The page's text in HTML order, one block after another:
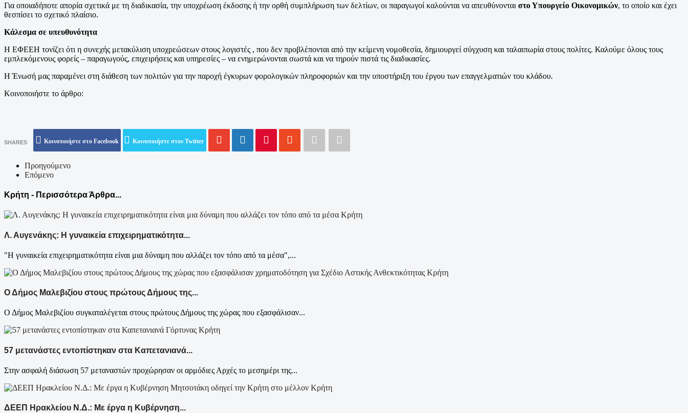
Για οποιαδήποτε απορία σχετικά με τη διαδικασία, την υποχρέωση έκδοσης ή την ορθή συμπλήρωση των δελτίων, οι παραγωγοί καλούνται να απευθύνονται στο Υπουργείο Οικονομικών, το οποίο και έχει
θεσπίσει το σχετικό πλαίσιο.
Κάλεσμα σε υπευθυνότητα
Η ΕΦΕΕΗ τονίζει ότι η συνεχής μετακύλιση υποχρεώσεων στους λογιστές , που δεν προβλέπονται από την κείμενη νομοθεσία, δημιουργεί σύγχυση και ταλαιπωρία στους πολίτες. Καλούμε όλους τους
εμπλεκόμενους φορείς – παραγωγούς, επιχειρήσεις και υπηρεσίες – να ενημερώνονται σωστά και να τηρούν πιστά τις διαδικασίες.
Η Ένωσή μας παραμένει στη διάθεση των πολιτών για την παροχή έγκυρων φορολογικών πληροφοριών και την υποστήριξη του έργου των επαγγελματιών του κλάδου.
Κοινοποιήστε το άρθρο:
SHARES Κοινοποιήστε στο Facebook Κοινοποιήστε στον Twitter
Προηγούμενο
Επόμενο
Κρήτη - Περισσότερα Άρθρα...
Κρήτη
Λ. Αυγενάκης: Η γυναικεία επιχειρηματικότητα...
"Η γυναικεία επιχειρηματικότητα είναι μια δύναμη που αλλάζει τον τόπο από τα μέσα",...
Κρήτη
Ο Δήμος Μαλεβιζίου στους πρώτους Δήμους της...
Ο Δήμος Μαλεβιζίου συγκαταλέγεται στους πρώτους Δήμους της χώρας που εξασφάλισαν...
Κρήτη
57 μετανάστες εντοπίστηκαν στα Καπετανιανά...
Στην ασφαλή διάσωση 57 μεταναστών προχώρησαν οι αρμόδιες Αρχές το μεσημέρι της...
Κρήτη
ΔΕΕΠ Ηρακλείου Ν.Δ.: Με έργα η Κυβέρνηση...